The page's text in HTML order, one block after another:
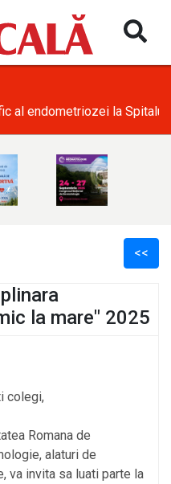
al endometriozei la
<<
la mare" 2025
colegi,
Romana de
alaturi de
va invita sa luati parte la